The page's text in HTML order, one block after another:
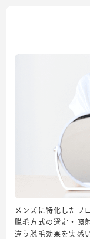
メンズに特化したプ
脱毛方式の選定・照
違う脱毛効果を実感